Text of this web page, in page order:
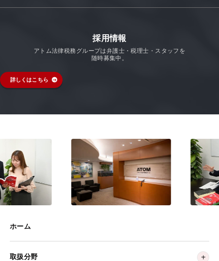
採用情報
アトム法律税務グループは弁護士・税理士・スタッフを
随時募集中。
詳しくはこちら
ホーム
取扱分野